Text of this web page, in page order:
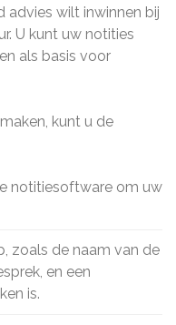
advies wilt inwinnen bij
U kunt uw notities
als basis voor
kunt u de
notitiesoftware om uw
zoals de naam van de
en een
is.